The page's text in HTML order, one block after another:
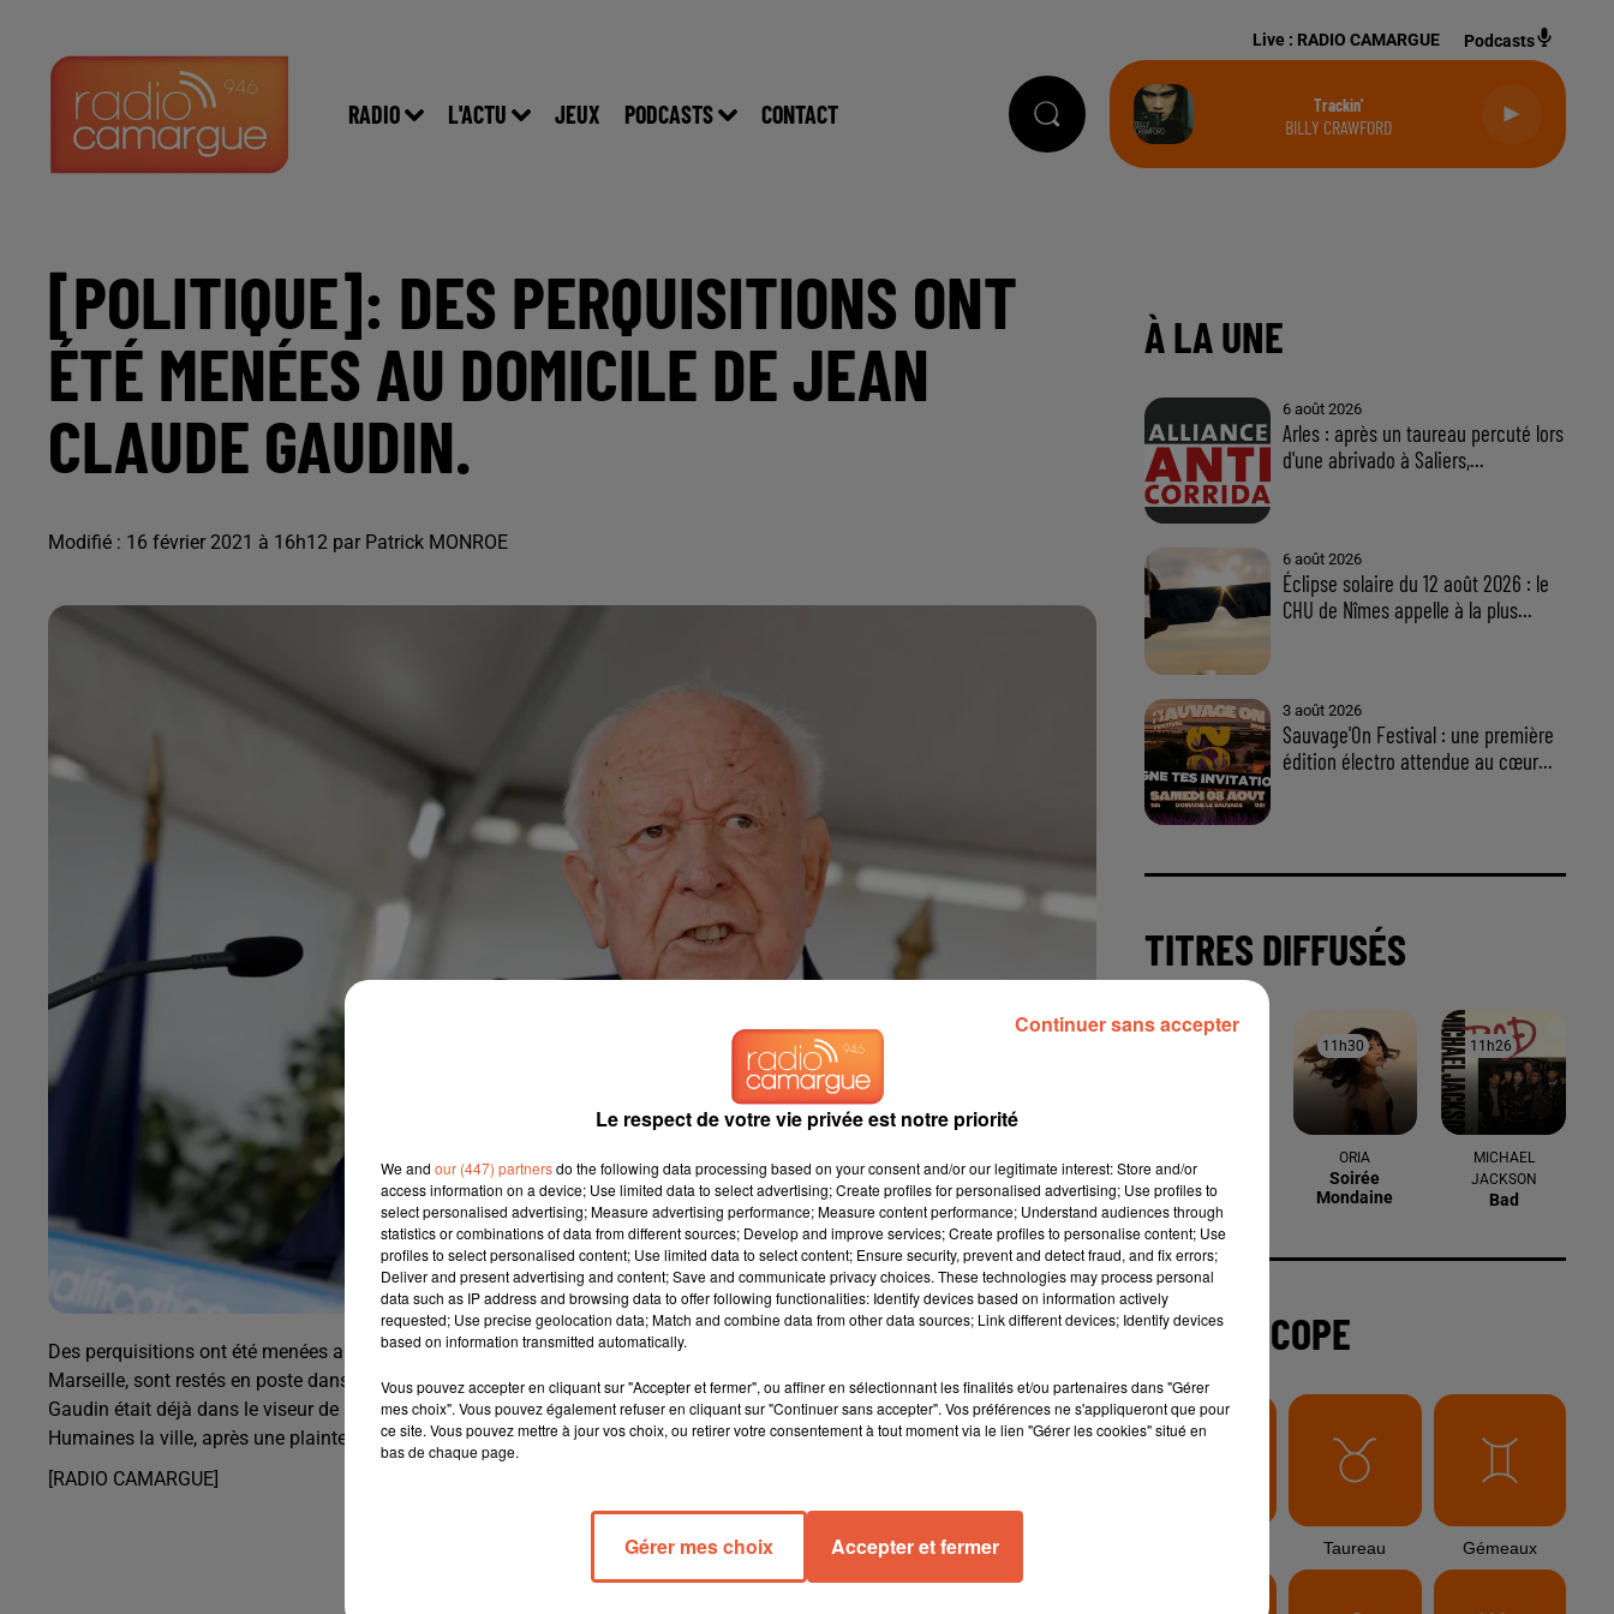
RADIO L'ACTU JEUX PODCASTS CONTACT
Live : RADIO CAMARGUE Podcasts
Trackin'
BILLY CRAWFORD
[POLITIQUE]: DES PERQUISITIONS ONT
ÉTÉ MENÉES AU DOMICILE DE JEAN
CLAUDE GAUDIN.
Modifié : 16 février 2021 à 16h12 par Patrick MONROE
Des perquisitions ont été menées au domicile de Jean Claude Gaudin...Plusieurs des collaborateurs de l’ancien maire de
Marseille, sont restés en poste dans son cabinet alors qu’ils avaient dépassé l’âge obligatoire de la retraite...Jean Claude
Gaudin était déjà dans le viseur de la justice...En 2019, des gendarmes avaient perquisitionné le bureau des Ressources
Humaines la ville, après une plainte pour faux , usage de faux et détournement de fonds publics.
[RADIO CAMARGUE]
6 août 2026
Arles : après un taureau percuté lors
d'une abrivado à Saliers,...
CHU de Nîmes appelle à la plus...
Sauvage'On Festival : une première
édition électro attendue au cœur...
Le respect de votre vie privée est notre priorité
We and our (447) partnersdo the following data processing based on your consent and/or our legitimate interest: Store and/or
access information on a device; Use limited data to select advertising; Create profiles for personalised advertising; Use profiles to
select personalised advertising; Measure advertising performance; Measure content performance; Understand audiences through
statistics or combinations of data from different sources; Develop and improve services; Create profiles to personalise content; Use
profiles to select personalised content; Use limited data to select content; Ensure security, prevent and detect fraud, and fix errors;
Deliver and present advertising and content; Save and communicate privacy choices. These technologies may process personal
data such as IP address and browsing data to offer following functionalities: Identify devices based on information actively
requested; Use precise geolocation data; Match and combine data from other data sources; Link different devices; Identify devices
based on information transmitted automatically.
Vous pouvez accepter en cliquant sur "Accepter et fermer", ou affiner en sélectionnant les finalités et/ou partenaires dans "Gérer
mes choix". Vous pouvez également refuser en cliquant sur "Continuer sans accepter". Vos préférences ne s'appliqueront que pour
ce site. Vous pouvez mettre à jour vos choix, ou retirer votre consentement à tout moment via le lien "Gérer les cookies" situé en
bas de chaque page.
Gérer mes choix Accepter et fermer
Continuer sans accepter